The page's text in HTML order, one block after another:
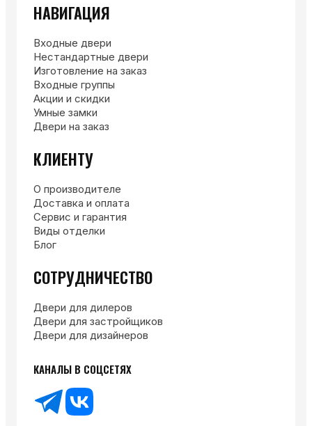
НАВИГАЦИЯ
Входные двери
Нестандартные двери
Изготовление на заказ
Входные группы
Акции и скидки
Умные замки
Двери на заказ
КЛИЕНТУ
О производителе
Доставка и оплата
Сервис и гарантия
Виды отделки
Блог
СОТРУДНИЧЕСТВО
Двери для дилеров
Двери для застройщиков
Двери для дизайнеров
КАНАЛЫ В СОЦСЕТЯХ